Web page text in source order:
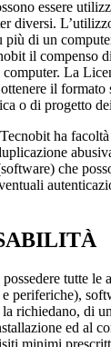
essere
diversi.
più di un
il compenso
La
il formato
o di progetto
Tecnobit ha
che
tutte le
periferiche),
richiedano, di
ed al
minimi